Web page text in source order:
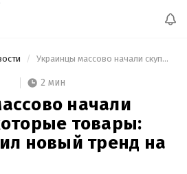
Украинцы массово начали скупать некоторые товары: Varus заметил новый тренд на сладкое
2 мин
начали
товары:
новый тренд на